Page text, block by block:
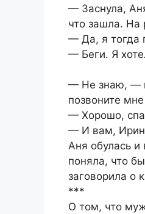
— Заснула,
что зашла. На
— Да, я тогда
— Беги. Я
— Не знаю, —
позвоните
— Хорошо,
— И вам,
Аня обулась
поняла, что
заговорила о
***
О том, что